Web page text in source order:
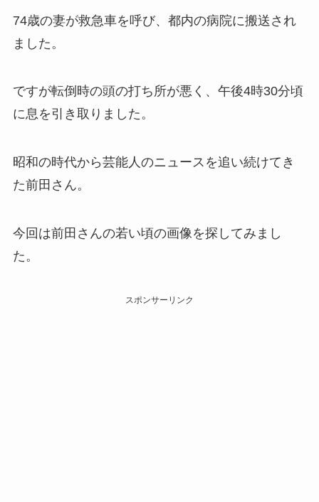
74歳の妻が救急車を呼び、都内の病院に搬送され
ました。
ですが転倒時の頭の打ち所が悪く、午後4時30分頃
に息を引き取りました。
昭和の時代から芸能人のニュースを追い続けてき
た前田さん。
今回は前田さんの若い頃の画像を探してみまし
た。
スポンサーリンク